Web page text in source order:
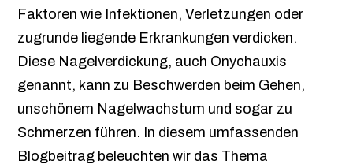
Faktoren wie Infektionen, Verletzungen oder
zugrunde liegende Erkrankungen verdicken.
Diese Nagelverdickung, auch Onychauxis
genannt, kann zu Beschwerden beim Gehen,
unschönem Nagelwachstum und sogar zu
Schmerzen führen. In diesem umfassenden
Blogbeitrag beleuchten wir das Thema